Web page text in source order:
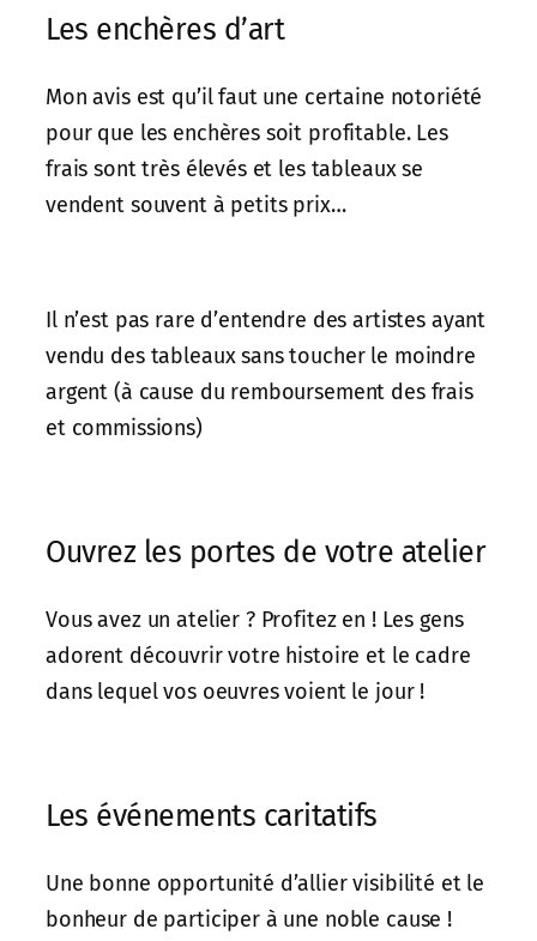
Les enchères d’art
Mon avis est qu’il faut une certaine notoriété
pour que les enchères soit profitable. Les
frais sont très élevés et les tableaux se
vendent souvent à petits prix…
Il n’est pas rare d’entendre des artistes ayant
vendu des tableaux sans toucher le moindre
argent (à cause du remboursement des frais
et commissions)
Ouvrez les portes de votre atelier
Vous avez un atelier ? Profitez en ! Les gens
adorent découvrir votre histoire et le cadre
dans lequel vos oeuvres voient le jour !
Les événements caritatifs
Une bonne opportunité d’allier visibilité et le
bonheur de participer à une noble cause !